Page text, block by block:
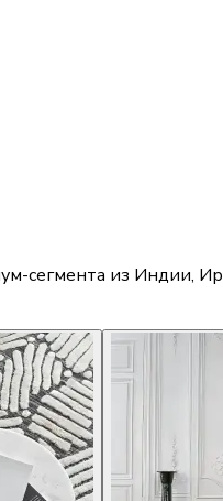
сегмента из Индии,